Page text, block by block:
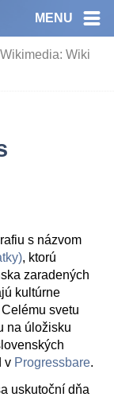
MENU
Wiki
s názvom
, ktorú
zaradených
kultúrne
svetu
na úložisku
v Progressbare.
uskutoční dňa